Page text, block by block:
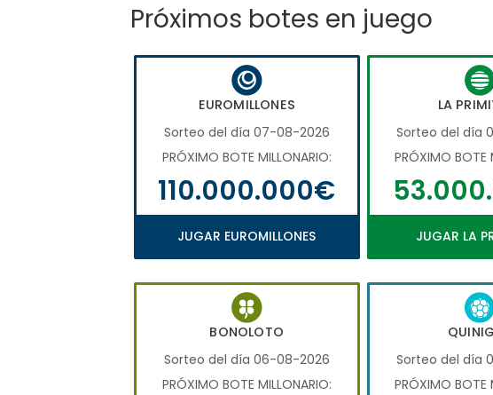
Próximos botes en juego
EUROMILLONES
Sorteo del día 07-08-2026
PRÓXIMO BOTE MILLONARIO:
110.000.000€
JUGAR EUROMILLONES
LA
Sorteo del día
PRÓXIMO BOTE
JUGAR LA
BONOLOTO
Sorteo del día 06-08-2026
PRÓXIMO BOTE MILLONARIO:
Sorteo del día
PRÓXIMO BOTE